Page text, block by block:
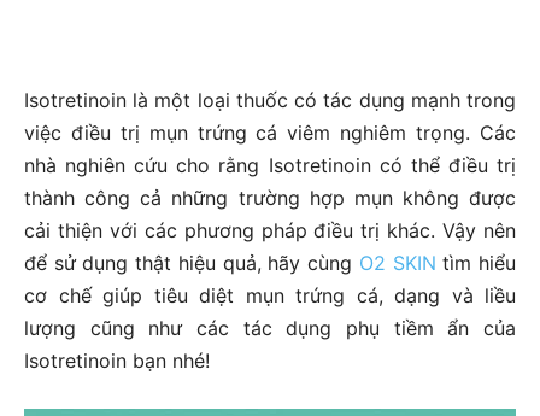
Isotretinoin là một loại thuốc có tác dụng mạnh trong
việc điều trị mụn trứng cá viêm nghiêm trọng. Các
nhà nghiên cứu cho rằng Isotretinoin có thể điều trị
thành công cả những trường hợp mụn không được
cải thiện với các phương pháp điều trị khác. Vậy nên
để sử dụng thật hiệu quả, hãy cùng O2 SKIN tìm hiểu
cơ chế giúp tiêu diệt mụn trứng cá, dạng và liều
lượng cũng như các tác dụng phụ tiềm ẩn của
Isotretinoin bạn nhé!